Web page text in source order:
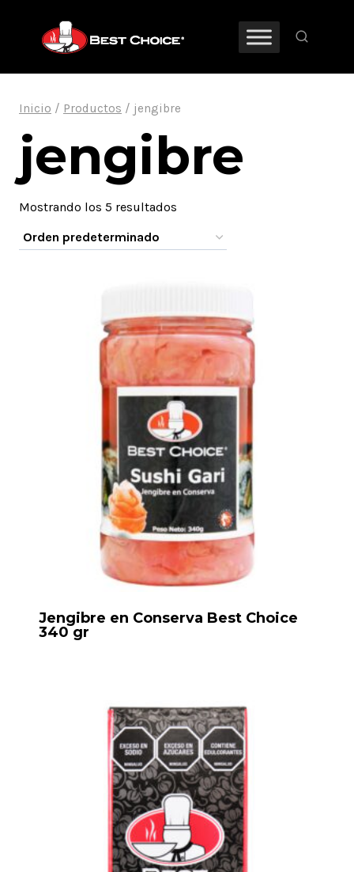
contenido
Inicio / Productos / jengibre
jengibre
Mostrando los 5 resultados
Jengibre en Conserva Best Choice
340 gr